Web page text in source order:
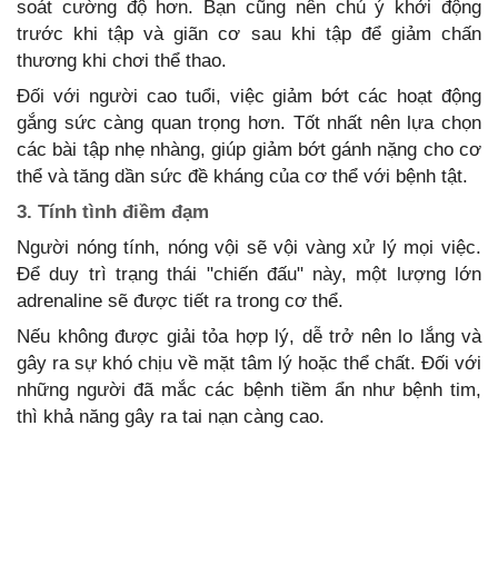
soát cường độ hơn. Bạn cũng nên chú ý khởi động
trước khi tập và giãn cơ sau khi tập để giảm chấn
thương khi chơi thể thao.
Đối với người cao tuổi, việc giảm bớt các hoạt động
gắng sức càng quan trọng hơn. Tốt nhất nên lựa chọn
các bài tập nhẹ nhàng, giúp giảm bớt gánh nặng cho cơ
thể và tăng dần sức đề kháng của cơ thể với bệnh tật.
3. Tính tình điềm đạm
Người nóng tính, nóng vội sẽ vội vàng xử lý mọi việc.
Để duy trì trạng thái "chiến đấu" này, một lượng lớn
adrenaline sẽ được tiết ra trong cơ thể.
Nếu không được giải tỏa hợp lý, dễ trở nên lo lắng và
gây ra sự khó chịu về mặt tâm lý hoặc thể chất. Đối với
những người đã mắc các bệnh tiềm ẩn như bệnh tim,
thì khả năng gây ra tai nạn càng cao.